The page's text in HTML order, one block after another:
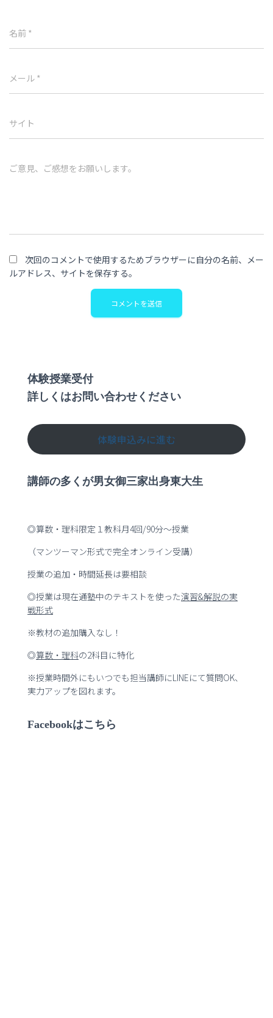
名前 *
メール *
サイト
ご意見、ご感想をお願いします。
次回のコメントで使用するためブラウザーに自分の名前、メー
ルアドレス、サイトを保存する。
体験授業受付
詳しくはお問い合わせください
体験申込みに進む
講師の多くが男女御三家出身東大生
◎算数・理科限定１教科月4回/90分～授業
（マンツーマン形式で完全オンライン受講）
授業の追加・時間延長は要相談
◎授業は現在通塾中のテキストを使った演習&解説の実
戦形式
※教材の追加購入なし！
◎算数・理科の2科目に特化
※授業時間外にもいつでも担当講師にLINEにて質問OK、
実力アップを図れます。
Facebookはこちら